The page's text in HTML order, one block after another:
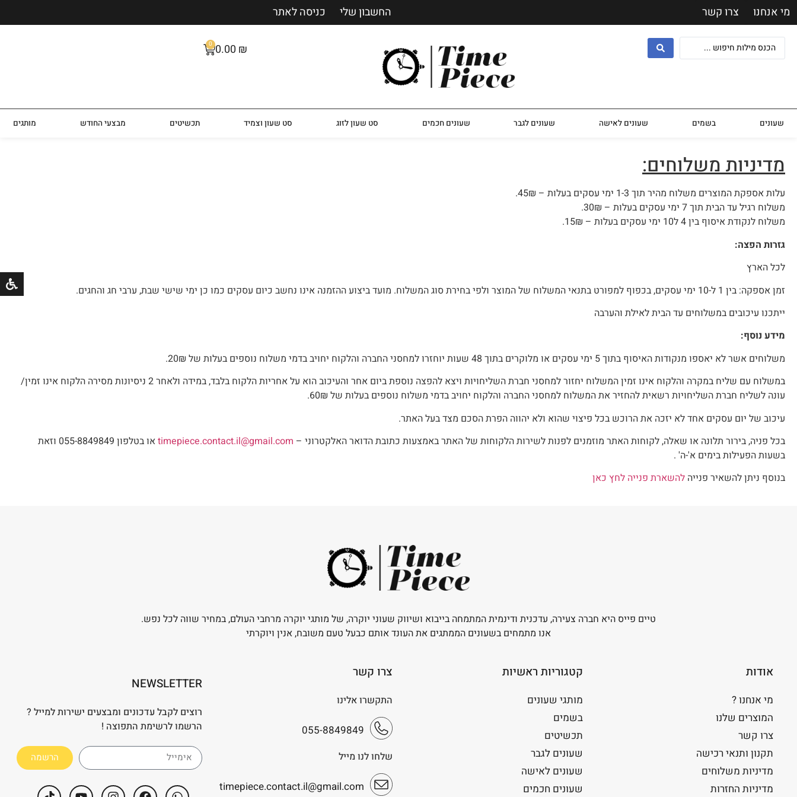
מי אנחנו צרו קשר החשבון שלי כניסה לאתר
0.00 ₪
0
שעונים בשמים שעונים לאישה שעונים לגבר שעונים חכמים סט שעון לזוג סט שעון וצמיד תכשיטים מבצעי החודש מותגים
מדיניות משלוחים:
עלות אספקת המוצרים משלוח מהיר תוך 1-3 ימי עסקים בעלות – 45₪.
משלוח רגיל עד הבית תוך 7 ימי עסקים בעלות – 30₪.
משלוח לנקודת איסוף בין 4 ל10 ימי עסקים בעלות – 15₪.
גזרות הפצה:
לכל הארץ
זמן אספקה: בין 1 ל-10 ימי עסקים, בכפוף למפורט בתנאי המשלוח של המוצר ולפי בחירת סוג המשלוח. מועד ביצוע ההזמנה אינו נחשב כיום עסקים כמו כן ימי שישי שבת, ערבי חג והחגים.
ייתכנו עיכובים במשלוחים עד הבית לאילת והערבה
מידע נוסף:
משלוחים אשר לא יאספו מנקודות האיסוף בתוך 5 ימי עסקים או מלוקרים בתוך 48 שעות יוחזרו למחסני החברה והלקוח יחויב בדמי משלוח נוספים בעלות של 20₪.
במשלוח עם שליח במקרה והלקוח אינו זמין המשלוח יחזור למחסני חברת השליחויות ויצא להפצה נוספת ביום אחר והעיכוב הוא על אחריות הלקוח בלבד, במידה ולאחר 2 ניסיונות מסירה הלקוח אינו זמין/
עונה לשליח חברת השליחויות רשאית להחזיר את המשלוח למחסני החברה והלקוח יחויב בדמי משלוח נוספים בעלות של 60₪.
עיכוב של יום עסקים אחד לא יזכה את הרוכש בכל פיצוי שהוא ולא יהווה הפרת הסכם מצד בעל האתר.
בכל פניה, בירור תלונה או שאלה, לקוחות האתר מוזמנים לפנות לשירות הלקוחות של האתר באמצעות כתובת הדואר האלקטרוני – timepiece.contact.il@gmail.com
או בטלפון 055-8849849 וזאת
בשעות הפעילות בימים א'-ה' .
בנוסף ניתן להשאיר פנייה להשארת פנייה לחץ כאן
טיים פייס היא חברה צעירה, עדכנית ודינמית המתמחה בייבוא ושיווק שעוני יוקרה, של מותגי יוקרה מרחבי העולם, במחיר שווה לכל נפש.
אנו מתמחים בשעונים הממתגים את העונד אותם כבעל טעם משובח, אנין ויוקרתי
אודות
מי אנחנו ?
המוצרים שלנו
צרו קשר
תקנון ותנאי רכישה
מדיניות משלוחים
מדיניות החזרות
קטגוריות ראשיות
מותגי שעונים
בשמים
תכשיטים
שעונים לגבר
שעונים לאישה
שעונים חכמים
צרו קשר
התקשרו אלינו
055-8849849
שלחו לנו מייל
timepiece.contact.il@gmail.com
NEWSLETTER
רוצים לקבל עדכונים ומבצעים ישירות למייל ?
הרשמו לרשימת התפוצה !
הרשמה